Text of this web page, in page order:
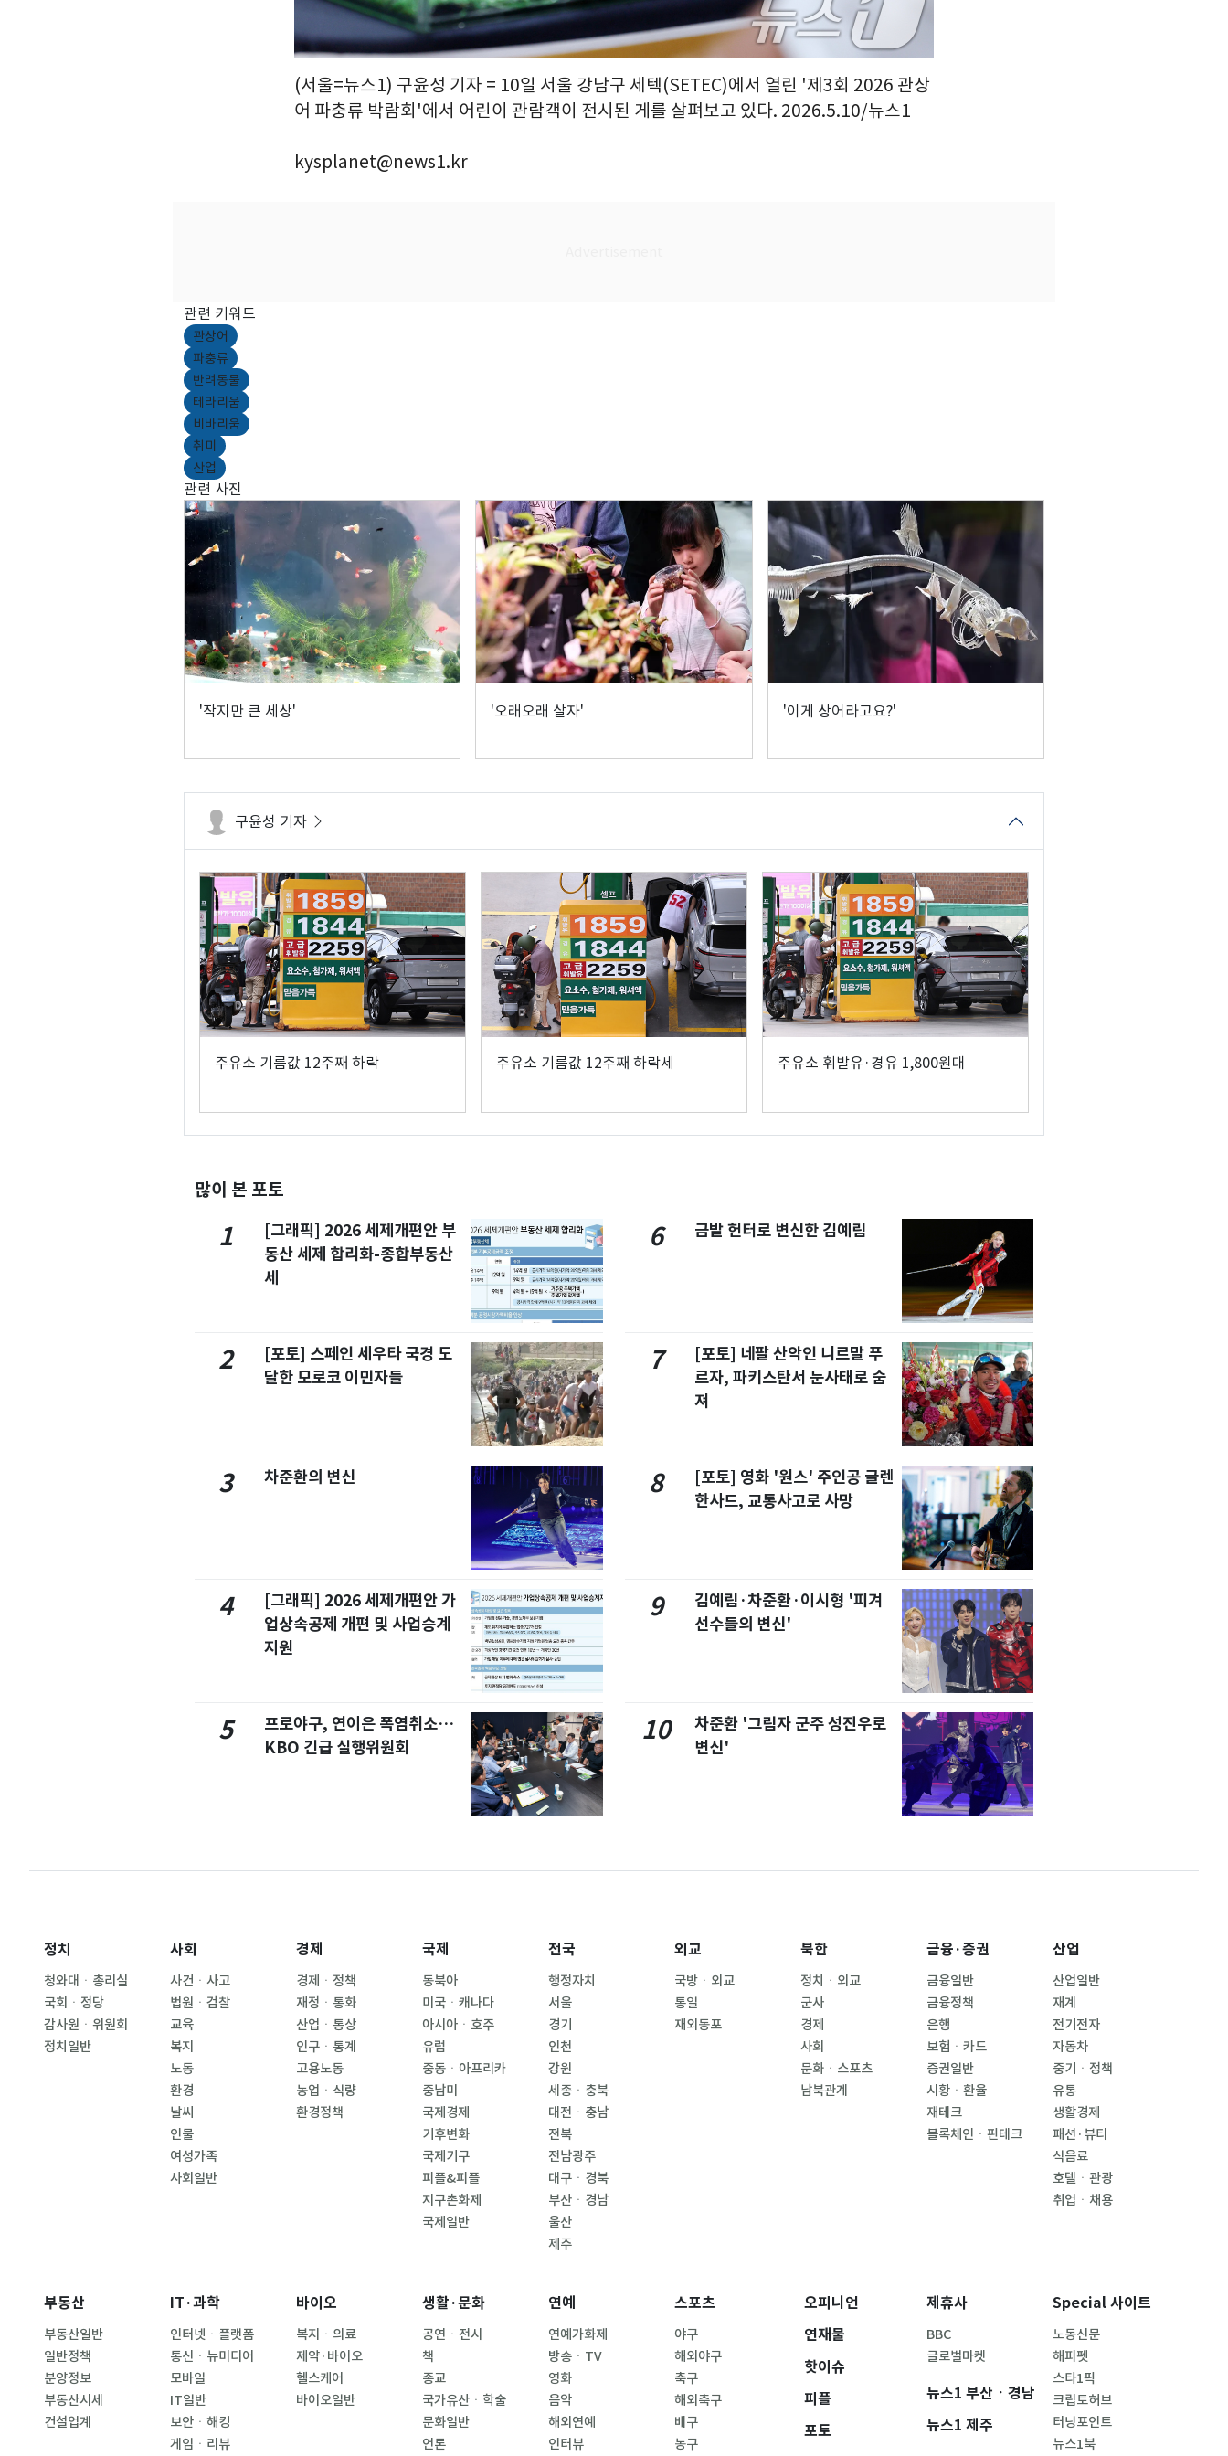
(서울=뉴스1) 구윤성 기자 = 10일 서울 강남구 세텍(SETEC)에서 열린 '제3회 2026 관상
어 파충류 박람회'에서 어린이 관람객이 전시된 게를 살펴보고 있다. 2026.5.10/뉴스1
kysplanet@news1.kr
관련 키워드
관상어
파충류
반려동물
테라리움
비바리움
취미
산업
관련 사진
'작지만 큰 세상' '오래오래 살자' '이게 상어라고요?'
구윤성 기자
주유소 기름값 12주째 하락 주유소 기름값 12주째 하락세 주유소 휘발유·경유 1,800원대
많이 본 포토
1
[그래픽] 2026 세제개편안 부
동산 세제 합리화-종합부동산
세
2
[포토] 스페인 세우타 국경 도
달한 모로코 이민자들
3 차준환의 변신
4
[그래픽] 2026 세제개편안 가
업상속공제 개편 및 사업승계
지원
5
프로야구, 연이은 폭염취소…
KBO 긴급 실행위원회
6 금발 헌터로 변신한 김예림
7
[포토] 네팔 산악인 니르말 푸
르자, 파키스탄서 눈사태로 숨
져
8
[포토] 영화 '원스' 주인공 글렌
한사드, 교통사고로 사망
9
김예림·차준환·이시형 '피겨
선수들의 변신'
10
차준환 '그림자 군주 성진우로
변신'
정치
청와대ㆍ총리실
국회ㆍ정당
감사원ㆍ위원회
정치일반
사회
사건ㆍ사고
법원ㆍ검찰
교육
복지
노동
환경
날씨
인물
여성가족
사회일반
경제
경제ㆍ정책
재정ㆍ통화
산업ㆍ통상
인구ㆍ통계
고용노동
농업ㆍ식량
환경정책
국제
동북아
미국ㆍ캐나다
아시아ㆍ호주
유럽
중동ㆍ아프리카
중남미
국제경제
기후변화
국제기구
피플&피플
지구촌화제
국제일반
전국
행정자치
서울
경기
인천
강원
세종ㆍ충북
대전ㆍ충남
전북
전남광주
대구ㆍ경북
부산ㆍ경남
울산
제주
외교
국방ㆍ외교
통일
재외동포
북한
정치ㆍ외교
군사
경제
사회
문화ㆍ스포츠
남북관계
금융·증권
금융일반
금융정책
은행
보험ㆍ카드
증권일반
시황ㆍ환율
재테크
블록체인ㆍ핀테크
산업
산업일반
재계
전기전자
자동차
중기ㆍ정책
유통
생활경제
패션·뷰티
식음료
호텔ㆍ관광
취업ㆍ채용
부동산
부동산일반
일반정책
분양정보
부동산시세
건설업계
IT·과학
인터넷ㆍ플랫폼
통신ㆍ뉴미디어
모바일
IT일반
보안ㆍ해킹
게임ㆍ리뷰
바이오
복지ㆍ의료
제약·바이오
헬스케어
바이오일반
생활·문화
공연ㆍ전시
책
종교
국가유산ㆍ학술
문화일반
언론
연예
연예가화제
방송ㆍTV
영화
음악
해외연예
인터뷰
스포츠
야구
해외야구
축구
해외축구
배구
농구
오피니언
연재물
핫이슈
피플
포토
제휴사
BBC
글로벌마켓
뉴스1 부산ㆍ경남
뉴스1 제주
Special 사이트
노동신문
해피펫
스타1픽
크립토허브
터닝포인트
뉴스1북